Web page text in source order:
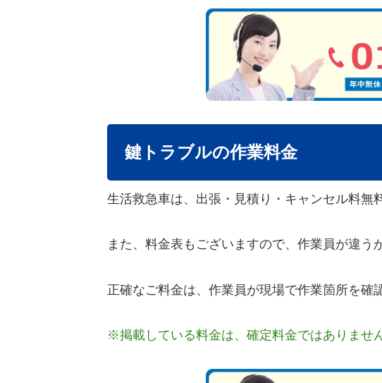
鍵トラブルの作業料金
生活救急車は、出張・見積り・キャンセル料無
また、料金表もございますので、作業員が違う
正確なご料金は、作業員が現場で作業箇所を確
※掲載している料金は、確定料金ではありませ